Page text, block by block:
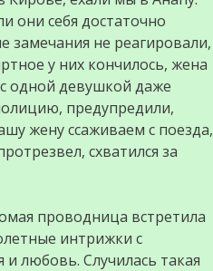
они себя достаточно
замечания не реагировали,
у них кончилось, жена
одной девушкой даже
предупредили,
жену ссаживаем с поезда,
схватился за
проводница встретила
интрижки с
любовь. Случилась такая